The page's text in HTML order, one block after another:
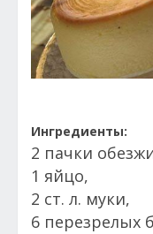
Ингредиенты:
2 пачки
1 яйцо,
2 ст. л. муки,
6 перезрелых